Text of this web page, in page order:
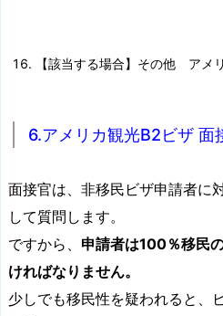
【該当する場合】その他 アメ
6.アメリカ観光B2ビザ 面
面接官は、非移民ビザ申請者に
して質問します。
ですから、 申請者は100％移民
ければなりません。
少しでも移民性を疑われると、